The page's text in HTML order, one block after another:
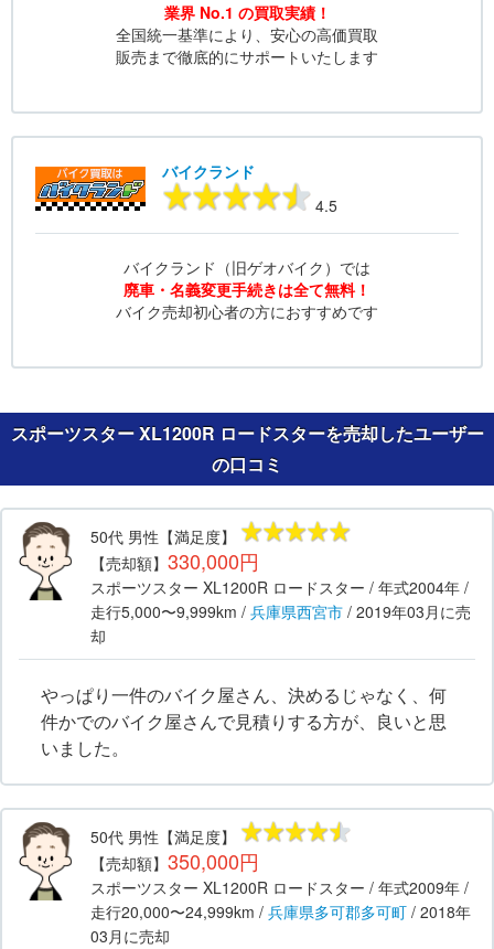
業界 No.1 の買取実績！
全国統一基準により、安心の高価買取
販売まで徹底的にサポートいたします
バイクランド
4.5
バイクランド（旧ゲオバイク）では
廃車・名義変更手続きは全て無料！
バイク売却初心者の方におすすめです
スポーツスター XL1200R ロードスターを売却したユーザー
の口コミ
50代 男性 【満足度】
【売却額】 330,000円
スポーツスター XL1200R ロードスター / 年式2004年 /
走行5,000〜9,999km / 兵庫県西宮市 / 2019年03月 に売
却
やっぱり一件のバイク屋さん、決めるじゃなく、何
件かでのバイク屋さんで見積りする方が、良いと思
いました。
50代 男性 【満足度】
【売却額】 350,000円
スポーツスター XL1200R ロードスター / 年式2009年 /
走行20,000〜24,999km / 兵庫県多可郡多可町 / 2018年
03月 に売却